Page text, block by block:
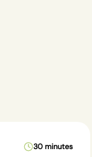
30 minutes